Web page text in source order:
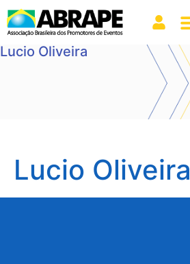
Lucio Oliveira
Lucio Oliveira